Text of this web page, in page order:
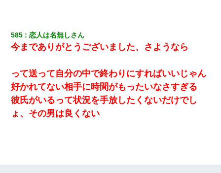
585 恋人は名無しさん
今までありがとうございました、さようなら
って送って自分の中で終わりにすればいいじゃん
好かれてない相手に時間がもったいなさすぎる
彼氏がいるって状況を手放したくないだけでし
ょ、その男は良くない